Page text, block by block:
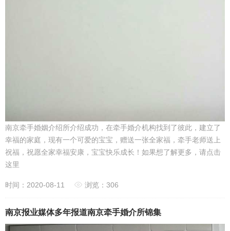
南京牵手婚姻介绍所介绍成功，在牵手婚介机构找到了彼此，建立了
幸福的家庭，现有一个可爱的宝宝，赠送一张全家福，牵手老师送上
祝福，祝愿全家幸福安康，宝宝快乐成长！如果想了解更多，请点击
这里
时间：2020-08-11 浏览：306
南京报业媒体多年报道南京牵手婚介所锦集